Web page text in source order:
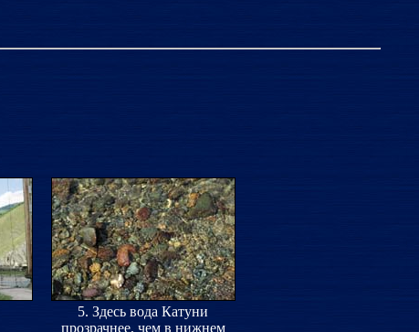
5. Здесь вода Катуни
прозрачнее, чем в нижнем